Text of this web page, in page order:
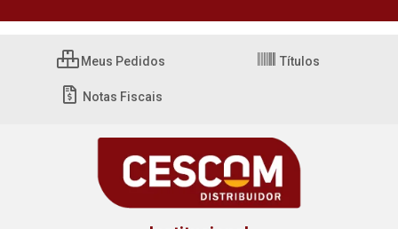
Meus Pedidos Títulos
Notas Fiscais